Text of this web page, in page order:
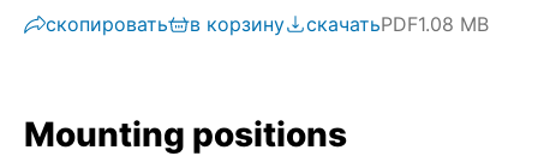
скопировать в корзину скачатьPDF1.08 MB
Mounting positions